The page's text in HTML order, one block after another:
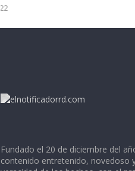
Fundado el 20 de diciembre del
contenido entretenido, novedoso